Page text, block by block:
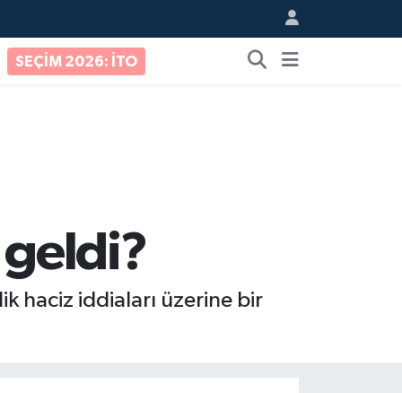
SEÇİM 2026: İTO
haciz iddiaları üzerine bir